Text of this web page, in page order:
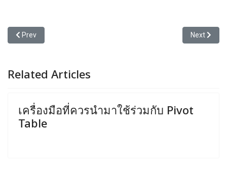
Previous article: ของกลาง
Prev Next
Next
Related Articles
เครื่องมือที่ควรนำมาใช้ร่วมกับ Pivot
Table